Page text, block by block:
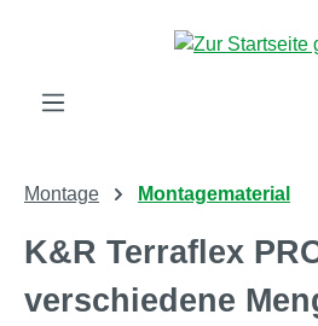
Zum Hauptinhalt springen
Montage Montagematerial
K&R Terraflex
verschiedene